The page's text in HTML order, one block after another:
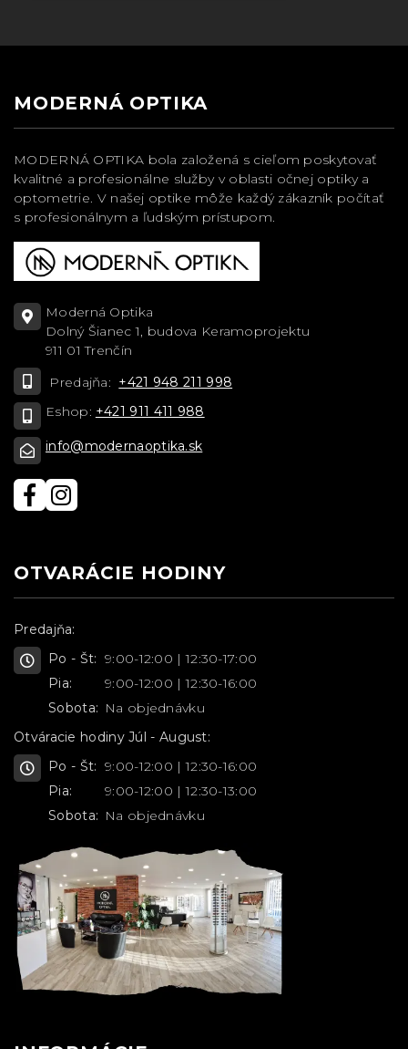
MODERNÁ OPTIKA
MODERNÁ OPTIKA bola založená s cieľom poskytovať
kvalitné a profesionálne služby v oblasti očnej optiky a
optometrie. V našej optike môže každý zákazník počítať
s profesionálnym a ľudským prístupom.
Moderná Optika
Dolný Šianec 1, budova Keramoprojektu
911 01 Trenčín
Predajňa: +421 948 211 998
Eshop: +421 911 411 988
info@modernaoptika.sk
OTVARÁCIE HODINY
Predajňa:
Po - Št: 9:00-12:00 | 12:30-17:00
Pia:
9:00-12:00 | 12:30-16:00
Sobota: Na objednávku
Otváracie hodiny Júl - August:
Po - Št: 9:00-12:00 | 12:30-16:00
Pia:
9:00-12:00 | 12:30-13:00
Sobota: Na objednávku